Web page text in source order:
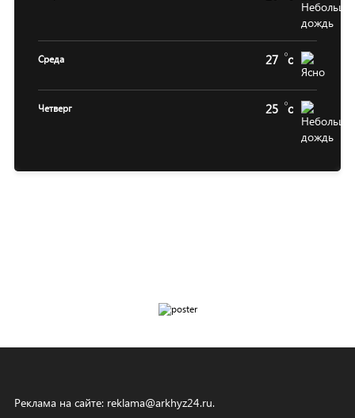
Среда 27 c
Четверг 25 c
Реклама на сайте: reklama@arkhyz24.ru.